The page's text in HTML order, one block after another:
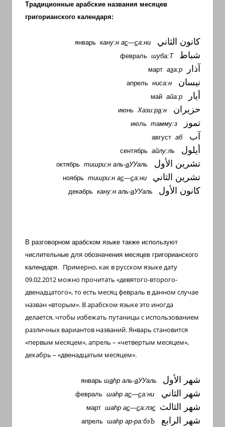
Традиционные арабские названия месяцев
григорианского календаря:
كانون الثاني январь кану:н ас—са:ни
شباط февраль шуба:Т
آذار март аза:р
نيسان апрельниса:н
أيار май айа:р
حزيران июнь Хази:ра:н
تموز июль тамму:з
آب август аб
أيلول сентябрь айлу:ль
تشرين الأول октябрь тишри:н аль-аУУаль
تشرين الثاني ноябрь тишри:н ас—са:ни
كانون الأول декабрь кану:н аль-аУУаль
В разговорном арабском языке также используют
числительные для обозначения месяцев григорианского
календаря. Примерно, как в русском языке дату
09.02.2012 можно прочитать «девятого-второго-
двенадцатого», то есть месяц февраль в данном случае
назван «вторым». В арабском языке это иногда
делается, чтобы избежать путаницы с использованием
различных вариантов названий. Январь становится
«первым месяцем», апрель – «четвертым месяцем»,
декабрь – «двенадцатым месяцем».
شهر الأول январь шаhр аль-аУУаль
شهر الثاني февраль шаhр ас—са:ни
شهر الثالث март шаhр ас—са:лэс
شهر الرابع апрель шаhр ар-ра:бэЪ